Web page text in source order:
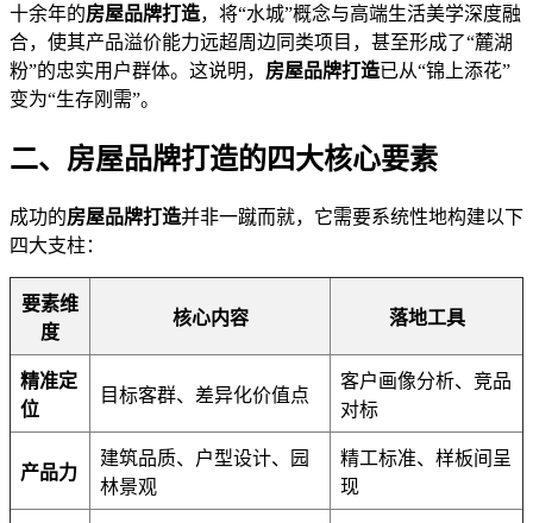
十余年的房屋品牌打造，将“水城”概念与高端生活美学深度融
合，使其产品溢价能力远超周边同类项目，甚至形成了“麓湖
粉”的忠实用户群体。这说明， 房屋品牌打造已从“锦上添花”
变为“生存刚需”。
二、房屋品牌打造的四大核心要素
成功的房屋品牌打造并非一蹴而就，它需要系统性地构建以下
四大支柱：
要素维
度
核心内容 落地工具
精准定
位
目标客群、差异化价值点
客户画像分析、竞品
对标
产品力
建筑品质、户型设计、园
林景观
精工标准、样板间呈
现